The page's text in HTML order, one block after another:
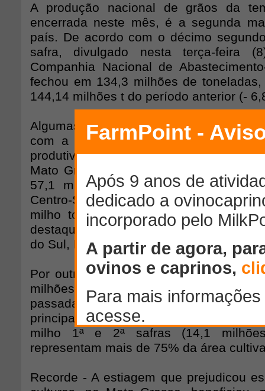
A produção nacional de grãos da
encerrada neste mês, é a segunda
país. De acordo com o décimo
safra, divulgado nesta terça-feira
Companhia Nacional de
fechou em 134,3 milhões de
144,14 milhões t do período anterior (-
Algumas culturas tradicionais, como
com a estiagem ocorrida no Centro-
produtividade nos estados do Paraná,
Mato Grosso do Sul. A produção da
57,1 milhões t, sendo cerca de
Centro-Sul e o restante nas regiões
milho total (1ª e 2ª safras) atingiu
destaque para os estados de Mato
do Sul, Paraná, Goiás, Bahia e
Por outro lado, a área plantada deste
milhões de hectares, aumento de
passada, de 47,4 milhões ha. A
principalmente, nas lavouras de soja
milho 1ª e 2ª safras (14,1
representam mais de 75% da área
Recorde - A estiagem que prejudicou